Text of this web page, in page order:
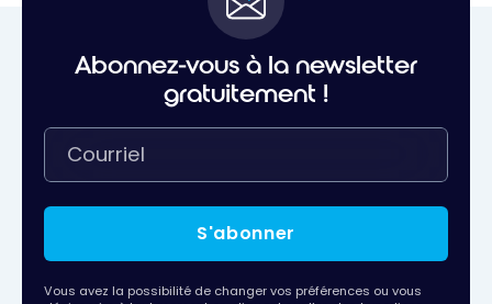
Abonnez-vous à la newsletter
gratuitement !
S'abonner
Vous avez la possibilité de changer vos préférences ou vous